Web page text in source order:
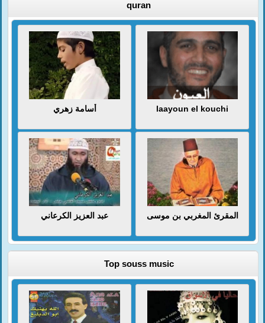
quran
أسامة زهري laayoun el kouchi
عبد العزيز الكرعاني المقرئ المغربي بن موسى
Top souss music